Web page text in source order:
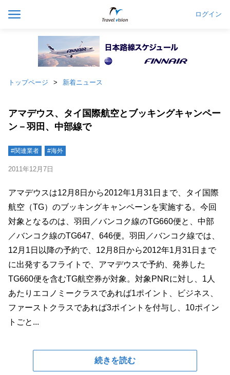
ログイン
トップページ 新着ニュース
アマデウス、タイ国際航空とブッキングキャンペー
ン－羽田、中部線で
#関連業者 #海外
2011年12月7日
アマデウスは12月8日から2012年1月31日まで、タイ国際
航空（TG）のブッキングキャンペーンを実施する。今回
対象となるのは、羽田／バンコク線のTG660便と、中部
／バンコク線のTG647、646便。羽田／バンコク線では、
12月1日以降の予約で、12月8日から2012年1月31日まで
に出発するフライトで、アマデウスで予約、発券した
TG660便を含むTG航空券が対象。対象PNRに対し、1人
あたりエコノミークラスであれば1ポイント、ビジネス、
ファーストクラスであれば3ポイントを付与し、10ポイン
トごと...
続きを読む